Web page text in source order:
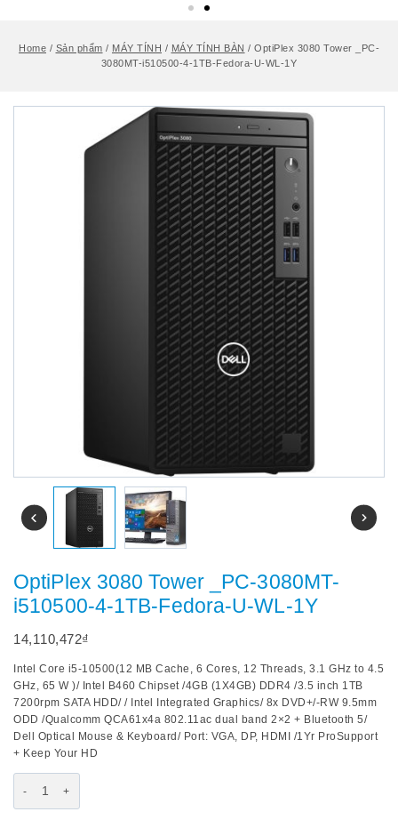
Home / Sản phẩm / MÁY TÍNH / MÁY TÍNH BÀN / OptiPlex 3080 Tower _PC-
3080MT-i510500-4-1TB-Fedora-U-WL-1Y
OptiPlex 3080 Tower _PC-3080MT-
i510500-4-1TB-Fedora-U-WL-1Y
14,110,472₫
Intel Core i5-10500(12 MB Cache, 6 Cores, 12 Threads, 3.1 GHz to 4.5
GHz, 65 W )/ Intel B460 Chipset /4GB (1X4GB) DDR4 /3.5 inch 1TB
7200rpm SATA HDD/ / Intel Integrated Graphics/ 8x DVD+/-RW 9.5mm
ODD /Qualcomm QCA61x4a 802.11ac dual band 2×2 + Bluetooth 5/
Dell Optical Mouse & Keyboard/ Port: VGA, DP, HDMI /1Yr ProSupport
+ Keep Your HD